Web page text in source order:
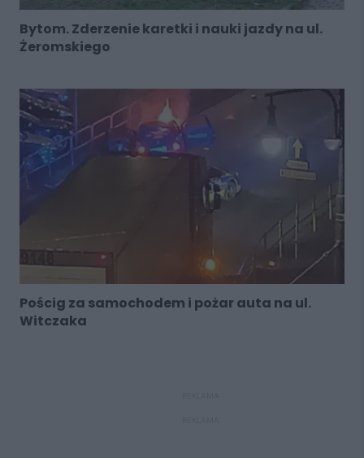
Bytom. Zderzenie karetki i nauki jazdy na ul.
Żeromskiego
Pościg za samochodem i pożar auta na ul.
Witczaka